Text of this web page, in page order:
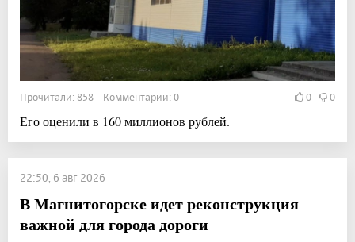
Прочитали: 858 Комментарии: 0 0 0
Его оценили в 160 миллионов рублей.
22:50, 6 авг 2026
В Магнитогорске идет реконструкция
важной для города дороги